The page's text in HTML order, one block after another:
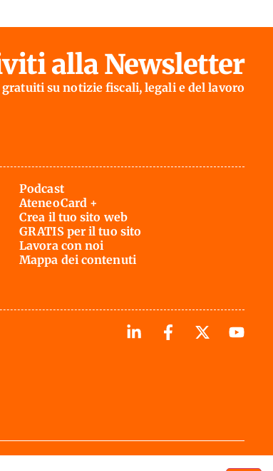
alla Newsletter
su notizie fiscali, legali e del lavoro
Podcast
AteneoCard +
Crea il tuo sito web
GRATIS per il tuo sito
Lavora con noi
Mappa dei contenuti